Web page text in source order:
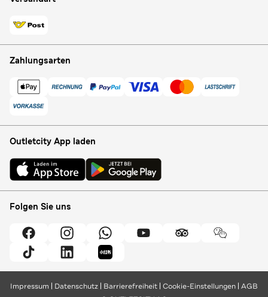
Zahlungsarten
Outletcity App laden
Folgen Sie uns
Impressum Datenschutz Barrierefreiheit Cookie-Einstellungen AGB